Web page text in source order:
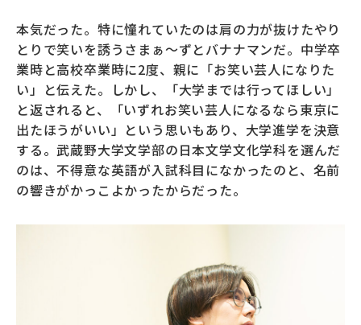
本気だった。特に憧れていたのは肩の力が抜けたやり
とりで笑いを誘うさまぁ～ずとバナナマンだ。中学卒
業時と高校卒業時に2度、親に「お笑い芸人になりた
い」と伝えた。しかし、「大学までは行ってほしい」
と返されると、「いずれお笑い芸人になるなら東京に
出たほうがいい」という思いもあり、大学進学を決意
する。武蔵野大学文学部の日本文学文化学科を選んだ
のは、不得意な英語が入試科目になかったのと、名前
の響きがかっこよかったからだった。